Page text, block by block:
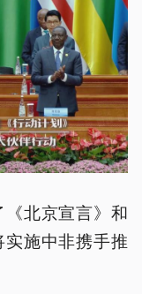
北京宣言》和
实施中非携手推